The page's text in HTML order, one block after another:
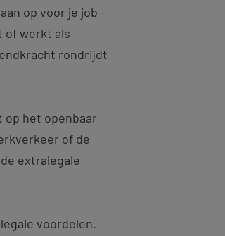
op voor je job –
of werkt als
rondrijdt
op het openbaar
of de
extralegale
voordelen.